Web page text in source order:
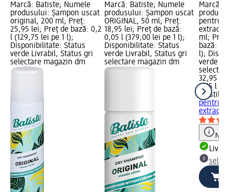
Marcă: Batiste; Numele
produsului: Șampon uscat
original, 200 ml; Preț:
25,95 lei; Preț de bază: 0,2
l (129,75 lei pe 1 l);
Disponibilitate: Status
verde Livrabil, Status gri
selectare magazin dm
Marcă: Batiste; Numele
produsului: Șampon uscat
ORIGINAL, 50 ml; Preț:
18,95 lei; Preț de bază:
0,05 l (379,00 lei pe 1 l);
Disponibilitate: Status
verde Livrabil, Status gri
selectare magazin dm
Marcă:
pentru
extract
ml;
bază:
l);
verde
32,95 lei
0,15 l
Reistill
pentru
Notă